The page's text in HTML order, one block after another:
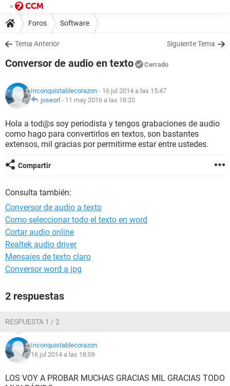
Foros Software
Tema Anterior Siguiente Tema
Conversor de audio en texto Cerrado
Inconquistablecorazon - 16 jul 2014 a las 15:47
joseorl - 11 may 2016 a las 18:20
Hola a tod@s soy periodista y tengos grabaciones de audio
como hago para convertirlos en textos, son bastantes
extensos, mil gracias por permitirme estar entre ustedes.
Compartir
Consulta también:
Conversor de audio a texto
Como seleccionar todo el texto en word
Cortar audio online
Realtek audio driver
Mensajes de texto claro
Conversor word a jpg
2 respuestas
RESPUESTA 1 / 2
Inconquistablecorazon
16 jul 2014 a las 18:09
LOS VOY A PROBAR MUCHAS GRACIAS MIL GRACIAS TODO